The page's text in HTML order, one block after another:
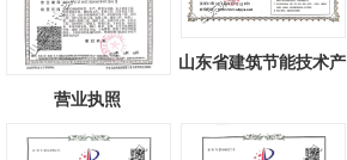
营业执照
山东省建筑节能技术产